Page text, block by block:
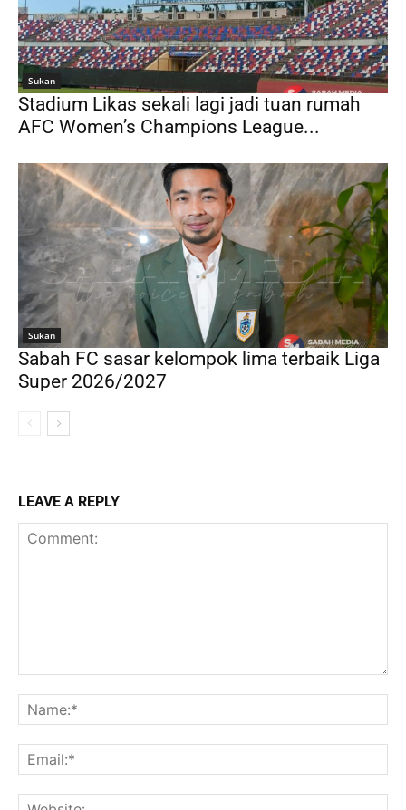
Sukan
Stadium Likas sekali lagi jadi tuan rumah
AFC Women’s Champions League...
Sukan
Sabah FC sasar kelompok lima terbaik Liga
Super 2026/2027
LEAVE A REPLY